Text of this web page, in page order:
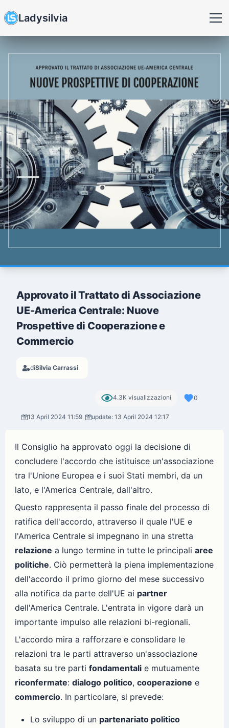
Ladysilvia
Approvato il Trattato di Associazione
UE-America Centrale: Nuove
Prospettive di Cooperazione e
Commercio
diSilvia Carrassi
4.3K visualizzazioni 0
13 April 2024 11:59 update: 13 April 2024 12:17
Il Consiglio ha approvato oggi la decisione di
concludere l'accordo che istituisce un'associazione
tra l'Unione Europea e i suoi Stati membri, da un
lato, e l'America Centrale, dall'altro.
Questo rappresenta il passo finale del processo di
ratifica dell'accordo, attraverso il quale l'UE e
l'America Centrale si impegnano in una stretta
relazione a lungo termine in tutte le principali aree
politiche. Ciò permetterà la piena implementazione
dell'accordo il primo giorno del mese successivo
alla notifica da parte dell'UE ai partner
dell'America Centrale. L'entrata in vigore darà un
importante impulso alle relazioni bi-regionali.
L'accordo mira a rafforzare e consolidare le
relazioni tra le parti attraverso un'associazione
basata su tre parti fondamentali e mutuamente
riconfermate: dialogo politico, cooperazione e
commercio. In particolare, si prevede:
Lo sviluppo di un partenariato politico